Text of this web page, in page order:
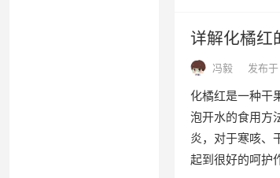
详解化橘红
冯毅 发布
化橘红是一种干
泡开水的食用方
炎，对于寒咳、
起到很好的呵护